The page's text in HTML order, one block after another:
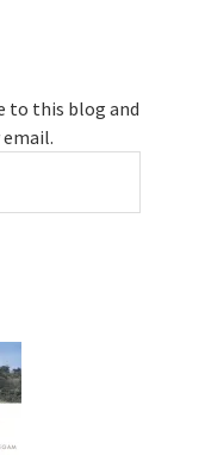
to this blog and